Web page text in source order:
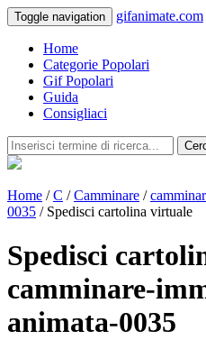
Toggle navigation gifanimate.com
Home
Categorie Popolari
Gif Popolari
Guida
Consigliaci
Home /C /Camminare /
0035 / Spedisci cartolina virtuale
Spedisci
camminare-
animata-0035